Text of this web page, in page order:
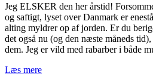
Jeg ELSKER den her årstid!
og saftigt, lyset over Danmark er
alting myldrer op af jorden. Er du
det også nu (og den næste måneds
dem. Jeg er vild med rabarber i både
Læs mere